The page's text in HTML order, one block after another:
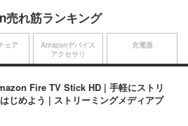
売れ筋ランキング
Fire TV Stick HD | 手軽にストリ
じめよう | ストリーミングメディアプ
ェア
Amazonデバイス
アクセサリ
充電器